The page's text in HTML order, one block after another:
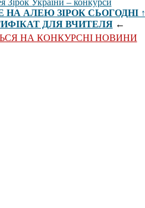
НА АЛЕЮ ЗІРОК СЬОГОДНІ ↑
ДЛЯ ВЧИТЕЛЯ←
НА КОНКУРСНІ НОВИНИ